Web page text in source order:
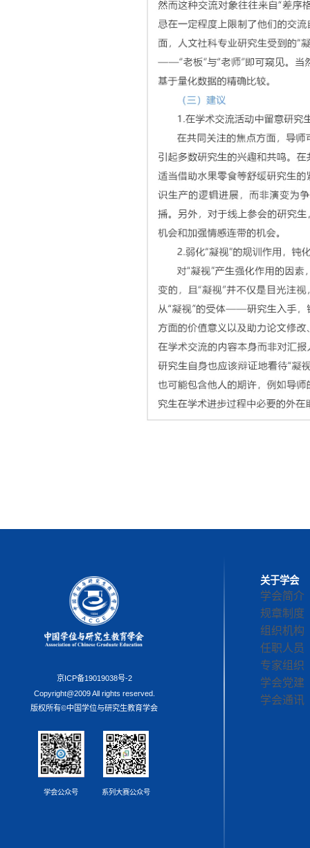
京ICP备19019038号-2
Copyright@2009 All rights reserved.
版权所有©中国学位与研究生教育学会
学会公众号 系列大赛公众号
关于学会
学会简介
规章制度
组织机构
任职人员
专家组织
学会党建
学会通讯